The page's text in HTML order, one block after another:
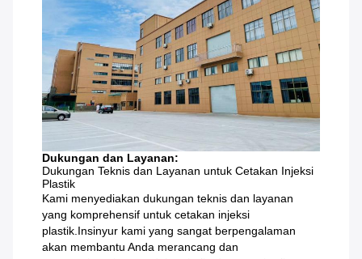
Dukungan dan Layanan:
Dukungan Teknis dan Layanan untuk Cetakan Injeksi
Plastik
Kami menyediakan dukungan teknis dan layanan
yang komprehensif untuk cetakan injeksi
plastik.Insinyur kami yang sangat berpengalaman
akan membantu Anda merancang dan